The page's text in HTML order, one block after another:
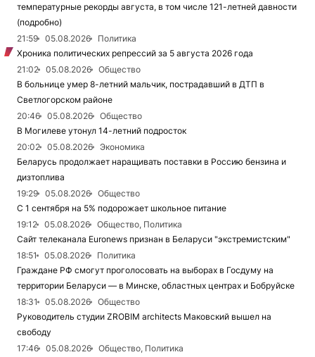
температурные рекорды августа, в том числе 121-летней давности
(подробно)
21:59
05.08.2026
Политика
Хроника политических репрессий за 5 августа 2026 года
21:02
05.08.2026
Общество
В больнице умер 8-летний мальчик, пострадавший в ДТП в
Светлогорском районе
20:46
05.08.2026
Общество
В Могилеве утонул 14-летний подросток
20:02
05.08.2026
Экономика
Беларусь продолжает наращивать поставки в Россию бензина и
дизтоплива
19:29
05.08.2026
Общество
С 1 сентября на 5% подорожает школьное питание
19:12
05.08.2026
Общество, Политика
Сайт телеканала Euronews признан в Беларуси "экстремистским"
18:51
05.08.2026
Политика
Граждане РФ смогут проголосовать на выборах в Госдуму на
территории Беларуси — в Минске, областных центрах и Бобруйске
18:31
05.08.2026
Общество
Руководитель студии ZROBIM architects Маковский вышел на
свободу
17:46
05.08.2026
Общество, Политика